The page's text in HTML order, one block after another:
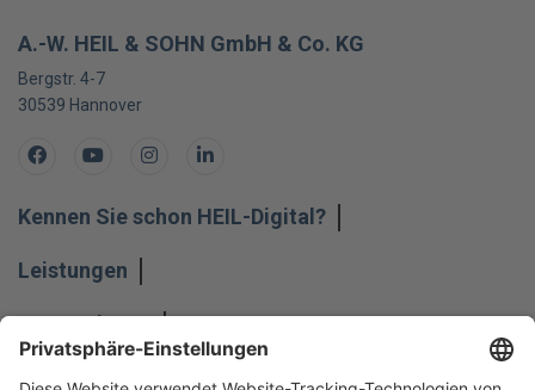
A.-W. HEIL & SOHN GmbH & Co. KG
Bergstr. 4-7
30539 Hannover
FacebookYoutubeInstagramLinkedIn
Kennen Sie schon HEIL-Digital?
Leistungen
Unternehmen